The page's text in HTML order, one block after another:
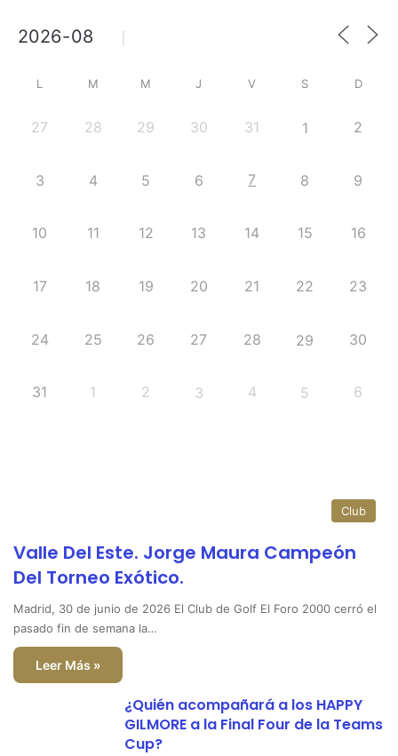
L M M J V S D
27 28 29 30 31 1 2
3 4 5 6 7 8 9
10 11 12 13 14 15 16
17 18 19 20 21 22 23
24 25 26 27 28 29 30
31 1 2 3 4 5 6
Club
Valle Del Este. Jorge Maura Campeón
Del Torneo Exótico.
Madrid, 30 de junio de 2026 El Club de Golf El Foro 2000 cerró el
pasado fin de semana la…
Leer Más »
¿Quién acompañará a los HAPPY
GILMORE a la Final Four de la Teams
Cup?